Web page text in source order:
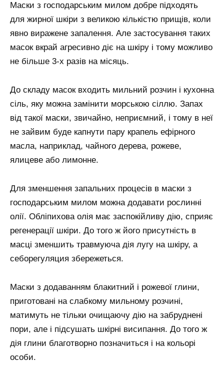
Маски з господарським милом добре підходять
для жирної шкіри з великою кількістю прищів, коли
явно виражене запалення. Але застосування таких
масок вкрай агресивно діє на шкіру і тому можливо
не більше 3-х разів на місяць.
До складу масок входить мильний розчин і кухонна
сіль, яку можна замінити морською сіллю. Запах
від такої маски, звичайно, неприємний, і тому в неї
не зайвим буде капнути пару крапель ефірного
масла, наприклад, чайного дерева, рожеве,
ялицеве або лимонне.
Для зменшення запальних процесів в маски з
господарським милом можна додавати рослинні
олії. Обліпихова олія має заспокійливу дію, сприяє
регенерації шкіри. До того ж його присутність в
масці зменшить травмуюча дія лугу на шкіру, а
себорегуляция збережеться.
Маски з додаванням блакитний і рожевої глини,
приготовані на слабкому мильному розчині,
матимуть не тільки очищаючу дію на забруднені
пори, але і підсушать шкірні висипання. До того ж
дія глини благотворно позначиться і на кольорі
особи.